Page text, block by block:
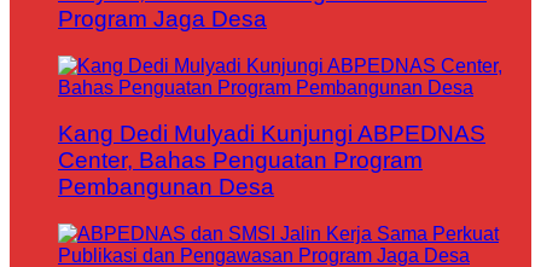
Program Jaga Desa
Kang Dedi Mulyadi Kunjungi ABPEDNAS
Center, Bahas Penguatan Program
Pembangunan Desa